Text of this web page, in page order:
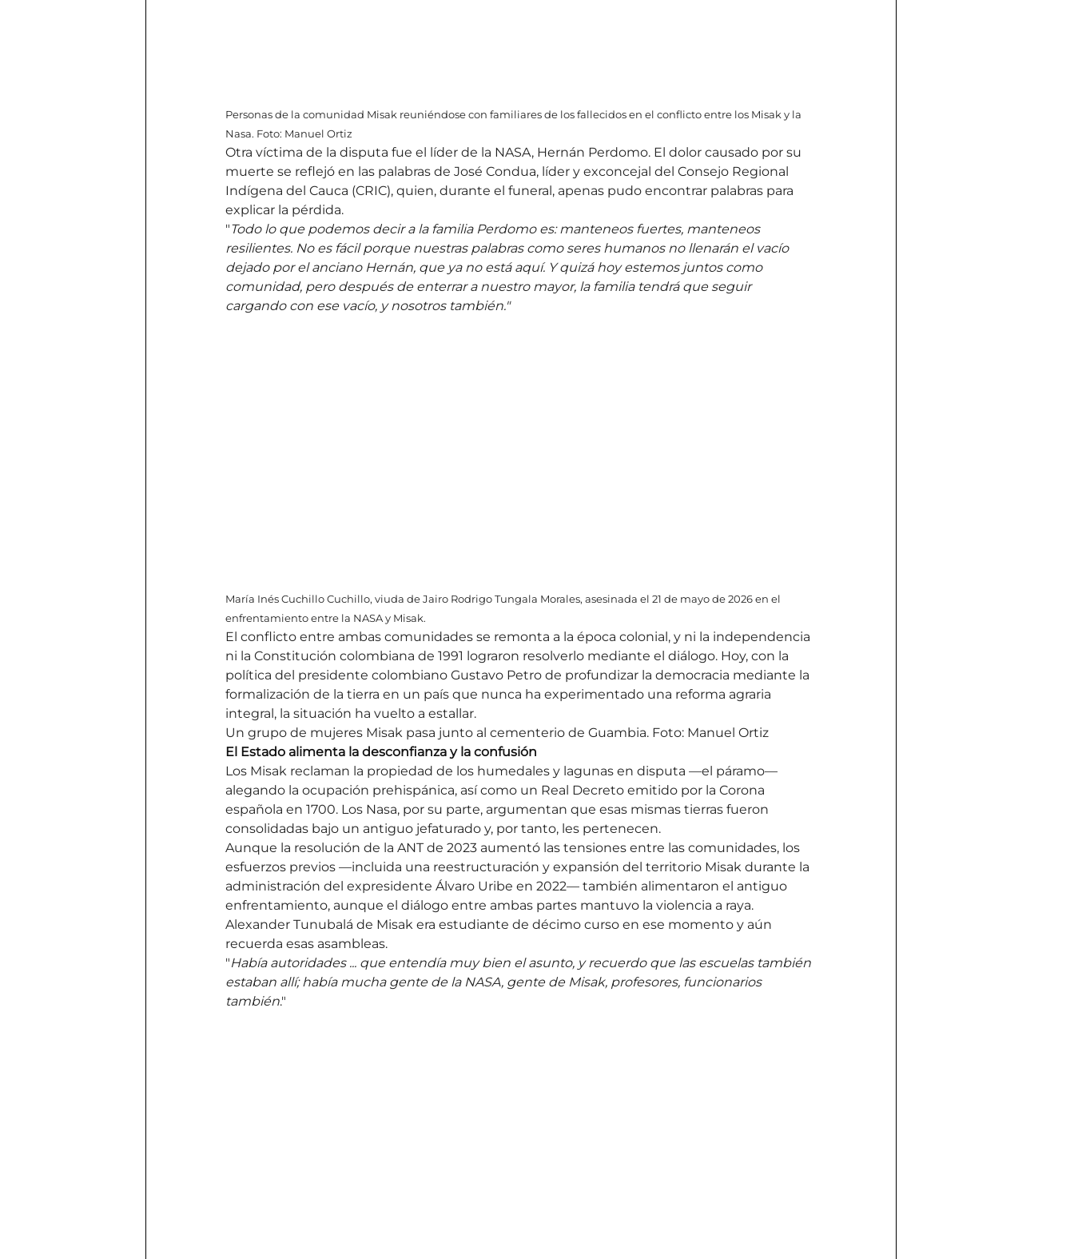
Personas de la comunidad Misak reuniéndose con familiares de los fallecidos en el conflicto entre los Misak y la
Nasa. Foto: Manuel Ortiz
Otra víctima de la disputa fue el líder de la NASA, Hernán Perdomo. El dolor causado por su
muerte se reflejó en las palabras de José Condua, líder y exconcejal del Consejo Regional
Indígena del Cauca (CRIC), quien, durante el funeral, apenas pudo encontrar palabras para
explicar la pérdida.
"Todo lo que podemos decir a la familia Perdomo es: manteneos fuertes, manteneos
resilientes. No es fácil porque nuestras palabras como seres humanos no llenarán el vacío
dejado por el anciano Hernán, que ya no está aquí. Y quizá hoy estemos juntos como
comunidad, pero después de enterrar a nuestro mayor, la familia tendrá que seguir
cargando con ese vacío, y nosotros también."
María Inés Cuchillo Cuchillo, viuda de Jairo Rodrigo Tungala Morales, asesinada el 21 de mayo de 2026 en el
enfrentamiento entre la NASA y Misak.
El conflicto entre ambas comunidades se remonta a la época colonial, y ni la independencia
ni la Constitución colombiana de 1991 lograron resolverlo mediante el diálogo. Hoy, con la
política del presidente colombiano Gustavo Petro de profundizar la democracia mediante la
formalización de la tierra en un país que nunca ha experimentado una reforma agraria
integral, la situación ha vuelto a estallar.
Un grupo de mujeres Misak pasa junto al cementerio de Guambia. Foto: Manuel Ortiz
El Estado alimenta la desconfianza y la confusión
Los Misak reclaman la propiedad de los humedales y lagunas en disputa —el páramo—
alegando la ocupación prehispánica, así como un Real Decreto emitido por la Corona
española en 1700. Los Nasa, por su parte, argumentan que esas mismas tierras fueron
consolidadas bajo un antiguo jefaturado y, por tanto, les pertenecen.
Aunque la resolución de la ANT de 2023 aumentó las tensiones entre las comunidades, los
esfuerzos previos —incluida una reestructuración y expansión del territorio Misak durante la
administración del expresidente Álvaro Uribe en 2022— también alimentaron el antiguo
enfrentamiento, aunque el diálogo entre ambas partes mantuvo la violencia a raya.
Alexander Tunubalá de Misak era estudiante de décimo curso en ese momento y aún
recuerda esas asambleas.
"Había autoridades ... que entendía muy bien el asunto, y recuerdo que las escuelas también
estaban allí; había mucha gente de la NASA, gente de Misak, profesores, funcionarios
también."